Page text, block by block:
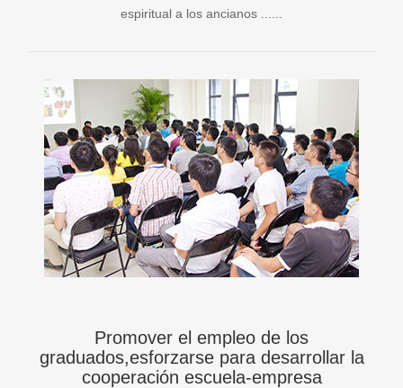
espiritual a los ancianos ......
Promover el empleo de los
graduados,esforzarse para desarrollar la
cooperación escuela-empresa